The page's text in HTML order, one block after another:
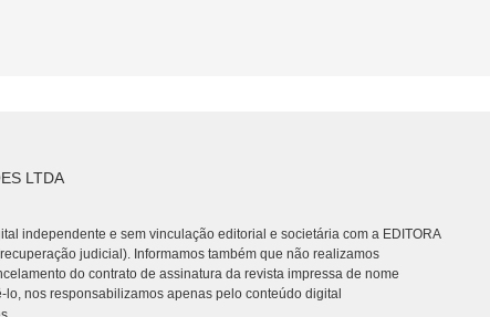
LTDA
independente e sem vinculação editorial e societária com a EDITORA
judicial). Informamos também que não realizamos
do contrato de assinatura da revista impressa de nome
lo, nos responsabilizamos apenas pelo conteúdo digital